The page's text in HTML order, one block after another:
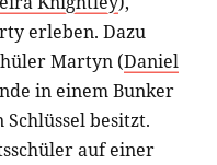
erleben. Dazu
Martyn (Daniel
in einem Bunker
besitzt.
auf einer